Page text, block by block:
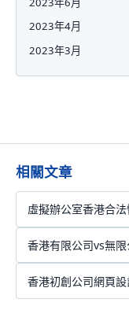
2023年4月
2023年3月
相關文章
虛擬辦公室香港合
香港有限公司vs無
整比較指南
香港初創公司網頁
預算分配攻略